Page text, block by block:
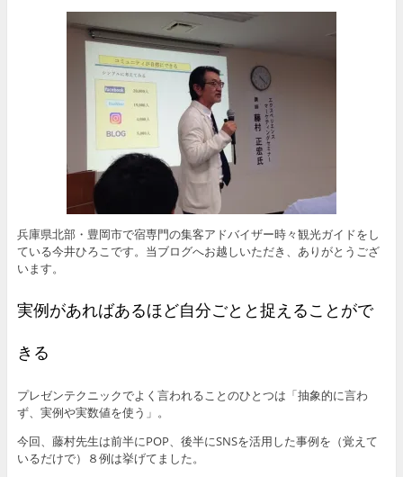
兵庫県北部・豊岡市で宿専門の集客アドバイザー時々観光ガイドをし
ている今井ひろこです。当ブログへお越しいただき、ありがとうござ
います。
実例があればあるほど自分ごとと捉えることがで
きる
プレゼンテクニックでよく言われることのひとつは「抽象的に言わ
ず、実例や実数値を使う」。
今回、藤村先生は前半にPOP、後半にSNSを活用した事例を（覚えて
いるだけで）８例は挙げてました。